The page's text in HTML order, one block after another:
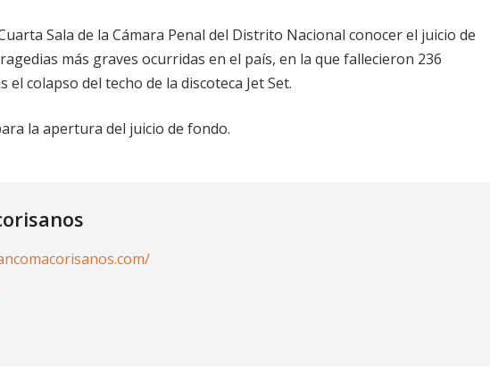
Sala de la Cámara Penal del Distrito Nacional conocer el juicio de
más graves ocurridas en el país, en la que fallecieron 236
colapso del techo de la discoteca Jet Set.
la apertura del juicio de fondo.